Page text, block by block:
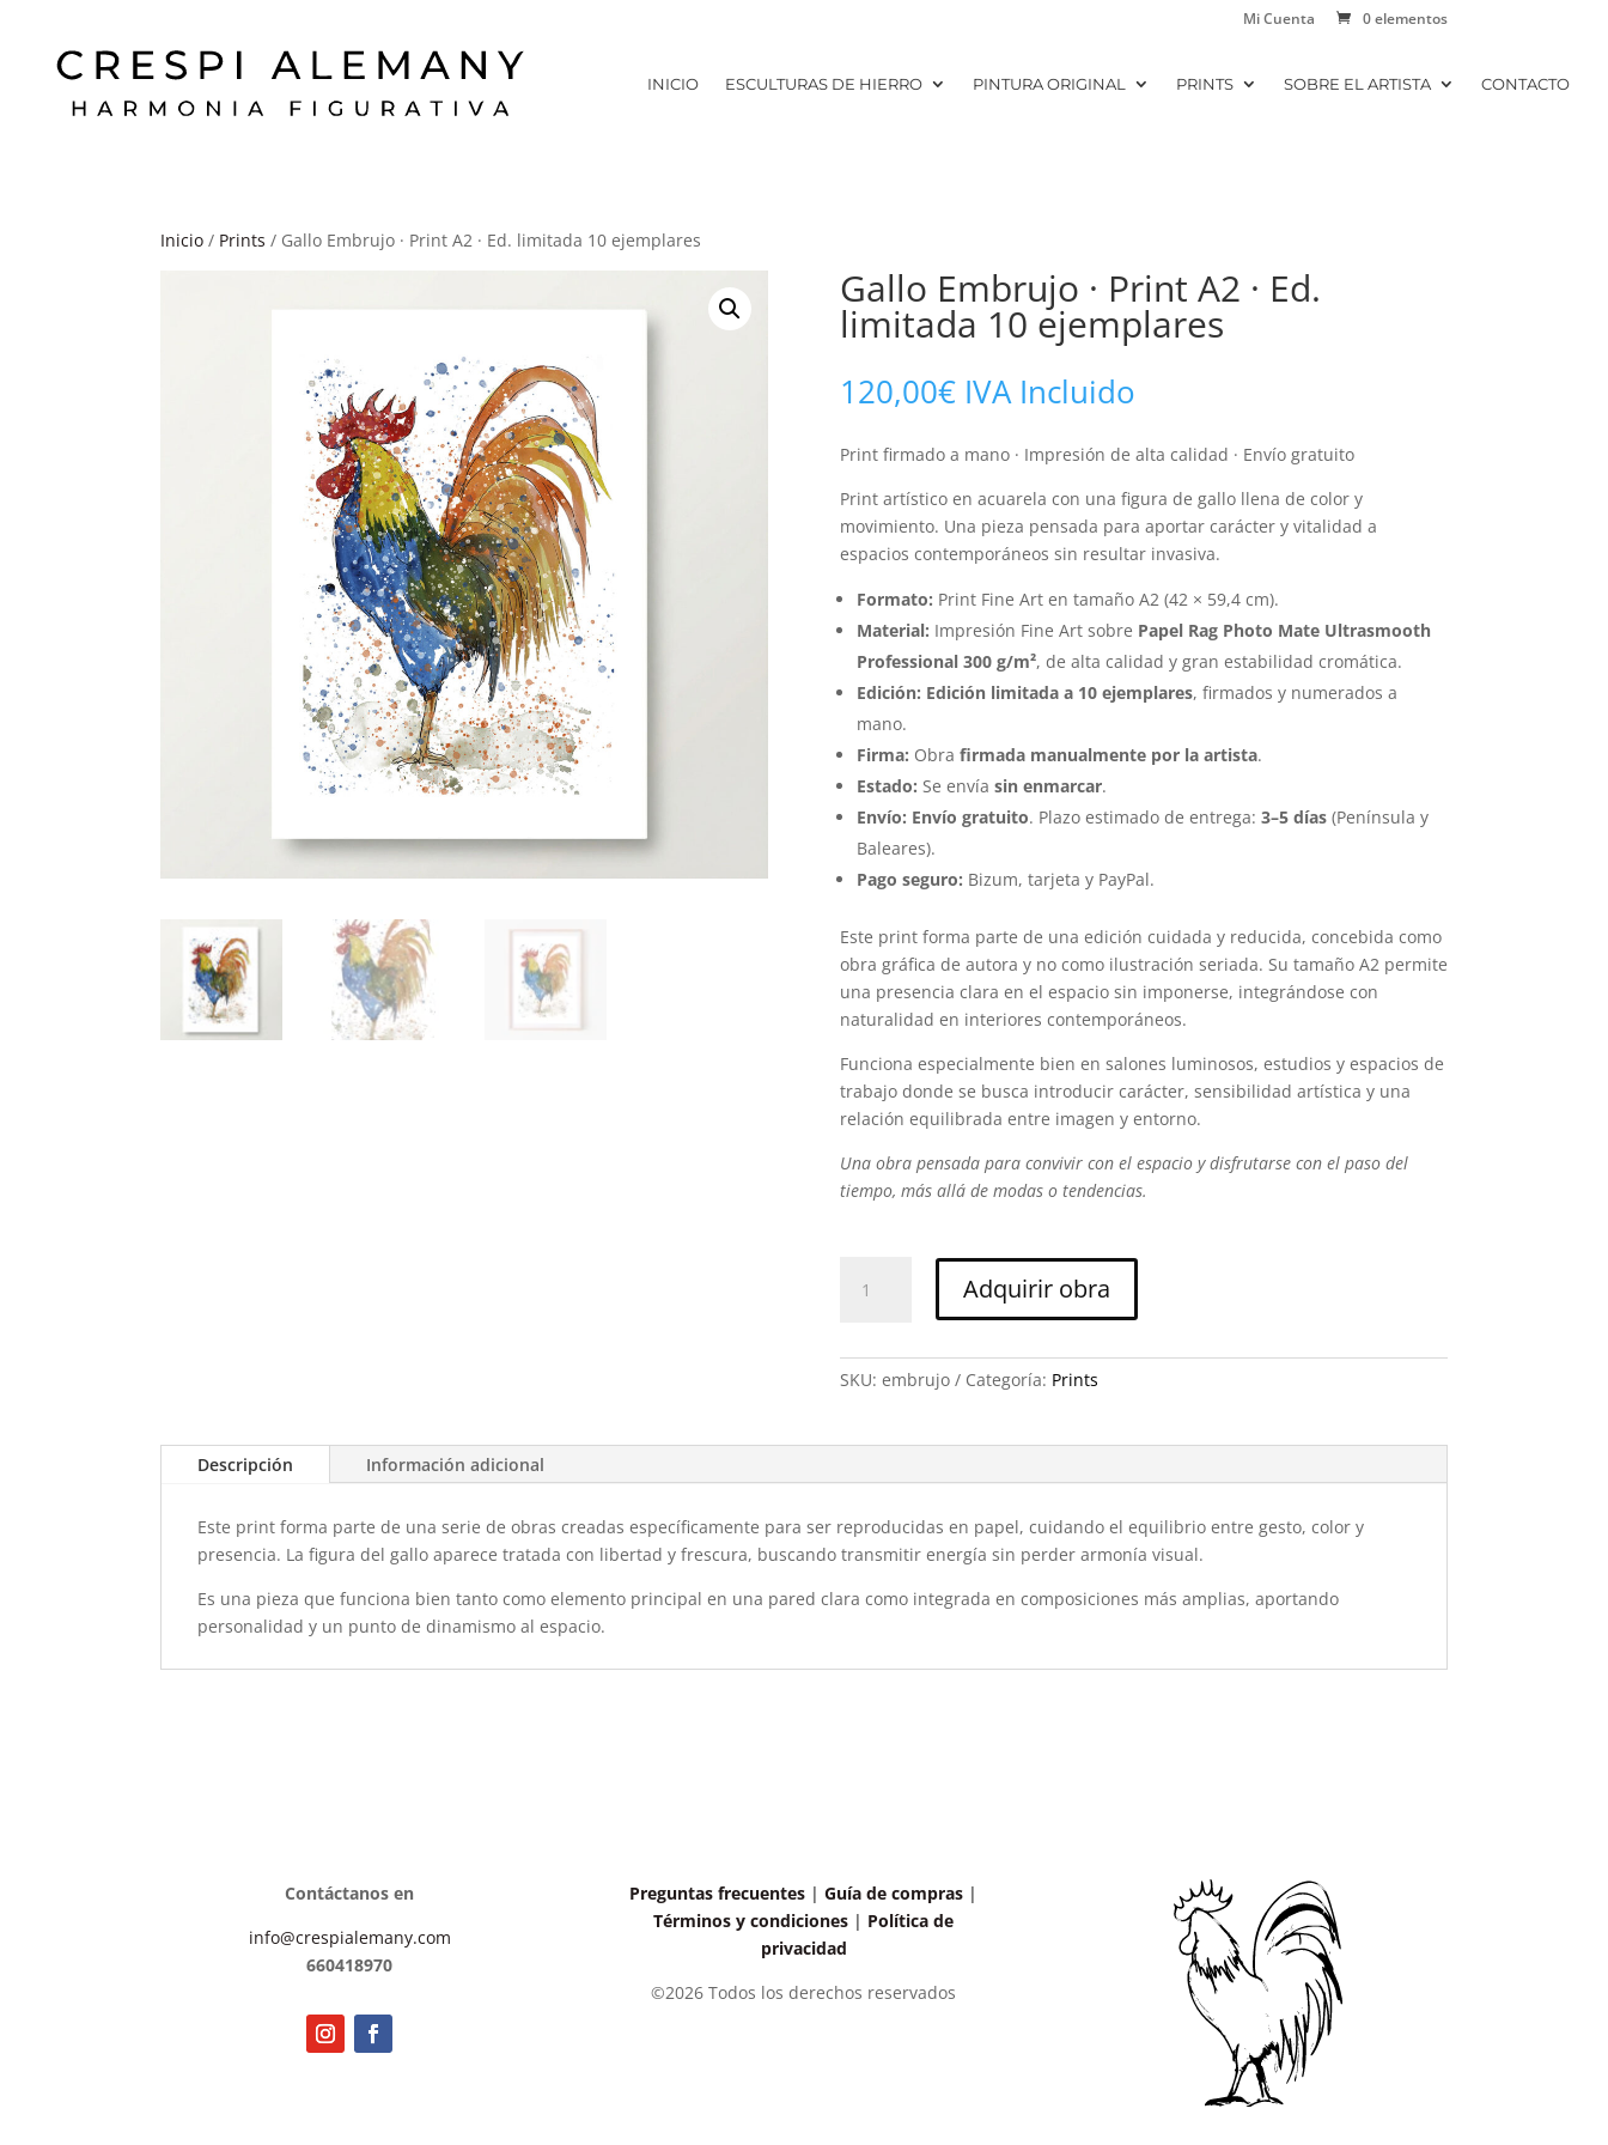
Mi Cuenta 0 elementos
INICIO ESCULTURAS DE HIERRO PINTURA ORIGINAL PRINTS SOBRE EL ARTISTA CONTACTO
Inicio / Prints / Gallo Embrujo · Print A2 · Ed. limitada 10 ejemplares
Gallo Embrujo · Print A2 · Ed.
limitada 10 ejemplares
120,00€ IVA Incluido
Print firmado a mano · Impresión de alta calidad · Envío gratuito
Print artístico en acuarela con una figura de gallo llena de color y
movimiento. Una pieza pensada para aportar carácter y vitalidad a
espacios contemporáneos sin resultar invasiva.
Formato: Print Fine Art en tamaño A2 (42 × 59,4 cm).
Material: Impresión Fine Art sobre Papel Rag Photo Mate Ultrasmooth
Professional 300 g/m², de alta calidad y gran estabilidad cromática.
Edición: Edición limitada a 10 ejemplares, firmados y numerados a
mano.
Firma: Obra firmada manualmente por la artista.
Estado: Se envía sin enmarcar.
Envío: Envío gratuito. Plazo estimado de entrega: 3–5 días(Península y
Baleares).
Pago seguro: Bizum, tarjeta y PayPal.
Este print forma parte de una edición cuidada y reducida, concebida como
obra gráfica de autora y no como ilustración seriada. Su tamaño A2 permite
una presencia clara en el espacio sin imponerse, integrándose con
naturalidad en interiores contemporáneos.
Funciona especialmente bien en salones luminosos, estudios y espacios de
trabajo donde se busca introducir carácter, sensibilidad artística y una
relación equilibrada entre imagen y entorno.
Una obra pensada para convivir con el espacio y disfrutarse con el paso del
tiempo, más allá de modas o tendencias.
Embrujo
A2
10
ejemplares
cantidad
Adquirir obra
SKU: embrujo Categoría: Prints
Descripción Información adicional
Este print forma parte de una serie de obras creadas específicamente para ser reproducidas en papel, cuidando el equilibrio entre gesto, color y
presencia. La figura del gallo aparece tratada con libertad y frescura, buscando transmitir energía sin perder armonía visual.
Es una pieza que funciona bien tanto como elemento principal en una pared clara como integrada en composiciones más amplias, aportando
personalidad y un punto de dinamismo al espacio.
Contáctanos en
info@crespialemany.com
660418970
Preguntas frecuentes |Guía de compras |
Términos y condiciones | Política de
privacidad
©2026 Todos los derechos reservados